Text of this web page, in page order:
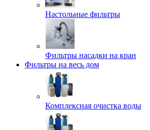
Настольные фильтры
Фильтры насадки на кран
Фильтры на весь дом
Комплексная очистка воды